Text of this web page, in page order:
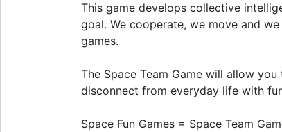
This game develops collective
goal. We cooperate, we move and
games.
The Space Team Game will allow
disconnect from everyday life with
Space Fun Games = Space Team